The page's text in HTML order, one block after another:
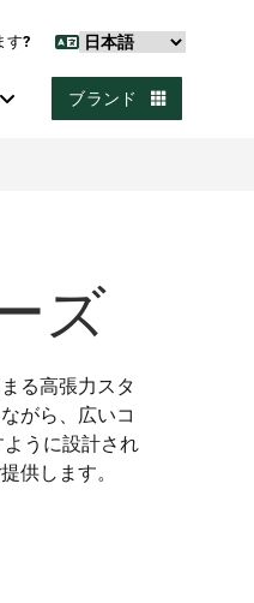
す?
ブランド
ズ
る高張力スタ
がら、広いコ
うに設計され
供します。